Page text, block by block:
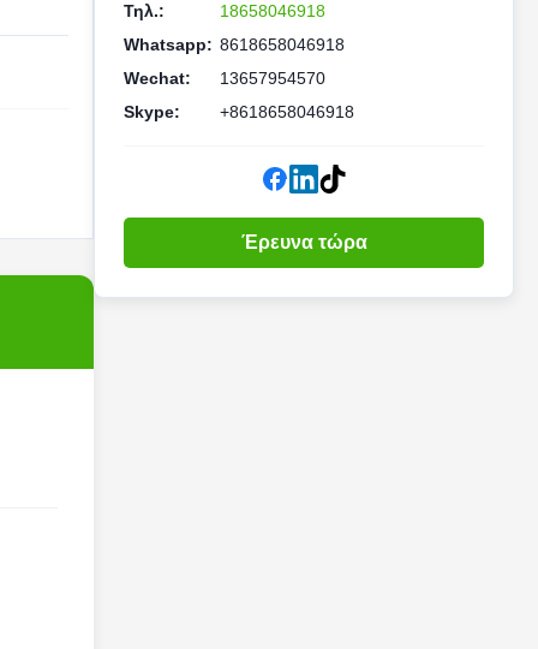
Τηλ.:
18658046918
Whatsapp: 8618658046918
Wechat:
13657954570
Skype:
+8618658046918
Έρευνα τώρα